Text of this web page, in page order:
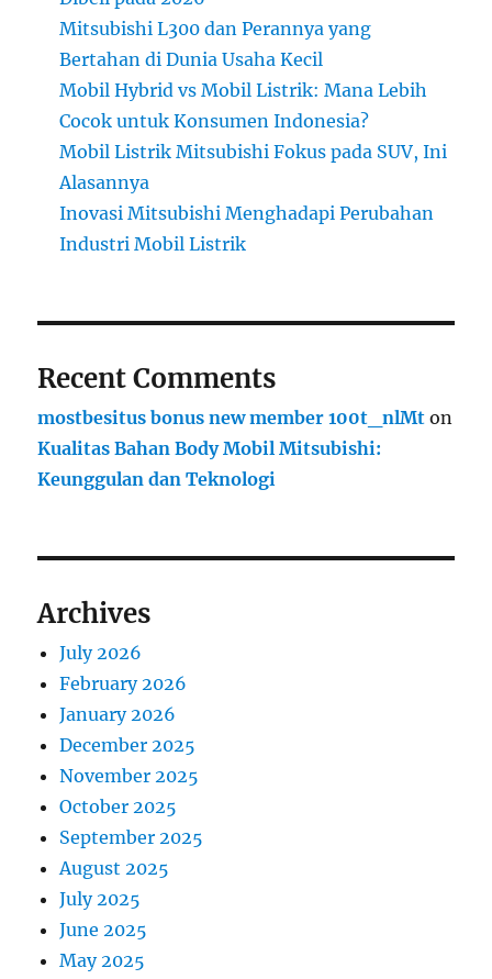
Mitsubishi L300 dan Perannya yang
Bertahan di Dunia Usaha Kecil
Mobil Hybrid vs Mobil Listrik: Mana Lebih
Cocok untuk Konsumen Indonesia?
Mobil Listrik Mitsubishi Fokus pada SUV, Ini
Alasannya
Inovasi Mitsubishi Menghadapi Perubahan
Industri Mobil Listrik
Recent Comments
mostbesitus bonus new member 100t_nlMt on
Kualitas Bahan Body Mobil Mitsubishi:
Keunggulan dan Teknologi
Archives
July 2026
February 2026
January 2026
December 2025
November 2025
October 2025
September 2025
August 2025
July 2025
June 2025
May 2025